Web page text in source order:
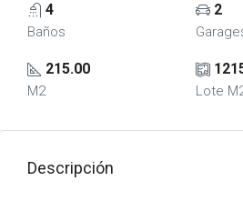
4
Baños
2
215.00
M2 Lote
Descripción